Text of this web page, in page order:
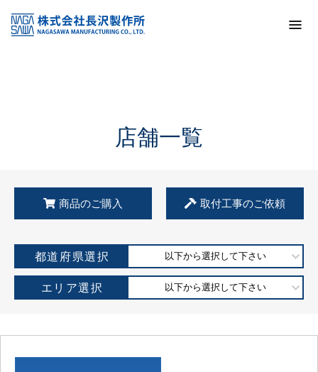
KSS加盟店・取扱店情報
店舗一覧
店舗一覧
商品のご購入 取付工事のご依頼
都道府県選択 以下から選択して下さい
エリア選択 以下から選択して下さい